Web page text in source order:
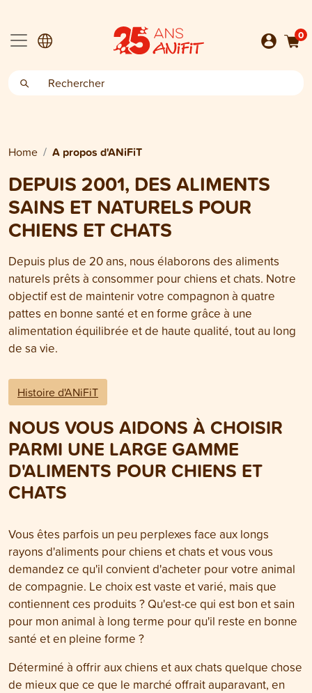
0
Home A propos d'ANiFiT
DEPUIS 2001, DES ALIMENTS
SAINS ET NATURELS POUR
CHIENS ET CHATS
Depuis plus de 20 ans, nous élaborons des aliments
naturels prêts à consommer pour chiens et chats. Notre
objectif est de maintenir votre compagnon à quatre
pattes en bonne santé et en forme grâce à une
alimentation équilibrée et de haute qualité, tout au long
de sa vie.
Histoire d'ANiFiT
NOUS VOUS AIDONS À CHOISIR
PARMI UNE LARGE GAMME
D'ALIMENTS POUR CHIENS ET
CHATS
Vous êtes parfois un peu perplexes face aux longs
rayons d'aliments pour chiens et chats et vous vous
demandez ce qu'il convient d'acheter pour votre animal
de compagnie. Le choix est vaste et varié, mais que
contiennent ces produits ? Qu'est-ce qui est bon et sain
pour mon animal à long terme pour qu'il reste en bonne
santé et en pleine forme ?
Déterminé à offrir aux chiens et aux chats quelque chose
de mieux que ce que le marché offrait auparavant, en